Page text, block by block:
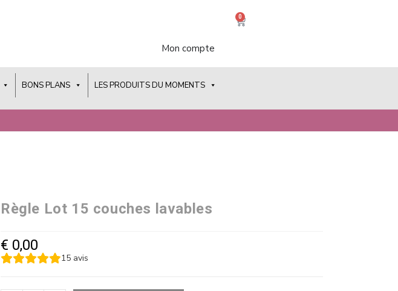
Mon compte
0
BONS PLANS LES PRODUITS DU MOMENTS
Règle Lot 15 couches lavables
€ 0,00
15avis